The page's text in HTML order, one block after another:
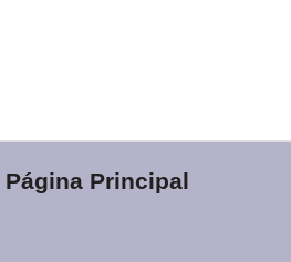
Página Principal